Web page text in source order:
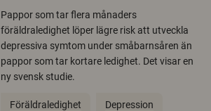
Pappor som tar flera månaders
föräldraledighet löper lägre risk att utveckla
depressiva symtom under småbarnsåren än
pappor som tar kortare ledighet. Det visar en
ny svensk studie.
Föräldraledighet Depression